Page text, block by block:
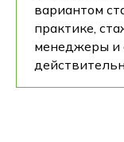
вариантом
практике,
менеджеры и